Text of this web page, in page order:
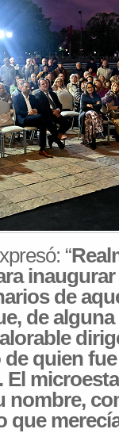
“
de
de alguna
quien
El
nombre,
que